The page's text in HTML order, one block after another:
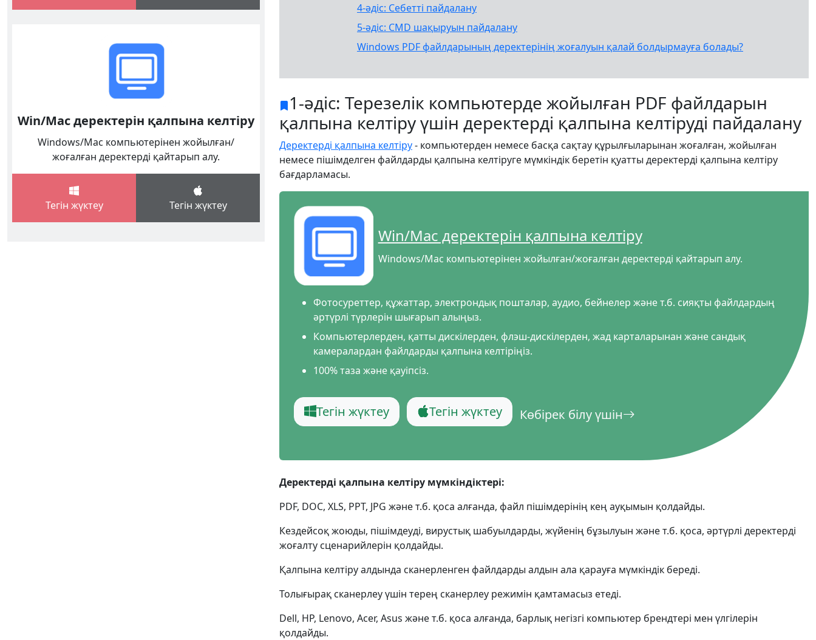
Win/Mac деректерін қалпына келтіру
Windows/Mac компьютерінен жойылған/
жоғалған деректерді қайтарып алу.
Тегін жүктеу Тегін жүктеу
4-әдіс: Себетті пайдалану
5-әдіс: CMD шақыруын пайдалану
Windows PDF файлдарының деректерінің жоғалуын қалай болдырмауға болады?
1-әдіс: Терезелік компьютерде жойылған PDF файлдарын
қалпына келтіру үшін деректерді қалпына келтіруді пайдалану
Деректерді қалпына келтіру- компьютерден немесе басқа сақтау құрылғыларынан жоғалған, жойылған
немесе пішімделген файлдарды қалпына келтіруге мүмкіндік беретін қуатты деректерді қалпына келтіру
бағдарламасы.
Win/Mac деректерін қалпына келтіру
Windows/Mac компьютерінен жойылған/жоғалған деректерді қайтарып алу.
Фотосуреттер, құжаттар, электрондық пошталар, аудио, бейнелер және т.б. сияқты файлдардың
әртүрлі түрлерін шығарып алыңыз.
Компьютерлерден, қатты дискілерден, флэш-дискілерден, жад карталарынан және сандық
камералардан файлдарды қалпына келтіріңіз.
100% таза және қауіпсіз.
Тегін жүктеу Тегін жүктеу Көбірек білу үшін
Деректерді қалпына келтіру мүмкіндіктері:
PDF, DOC, XLS, PPT, JPG және т.б. қоса алғанда, файл пішімдерінің кең ауқымын қолдайды.
Кездейсоқ жоюды, пішімдеуді, вирустық шабуылдарды, жүйенің бұзылуын және т.б. қоса, әртүрлі деректерді
жоғалту сценарийлерін қолдайды.
Қалпына келтіру алдында сканерленген файлдарды алдын ала қарауға мүмкіндік береді.
Толығырақ сканерлеу үшін терең сканерлеу режимін қамтамасыз етеді.
Dell, HP, Lenovo, Acer, Asus және т.б. қоса алғанда, барлық негізгі компьютер брендтері мен үлгілерін
қолдайды.
Тіл ауыстырғышы
Português Deutsche
Français
Ελληνικά Türk
русский
தமிழ் Bahasa Melayu
Română Polskie
қазақ
繁體中文